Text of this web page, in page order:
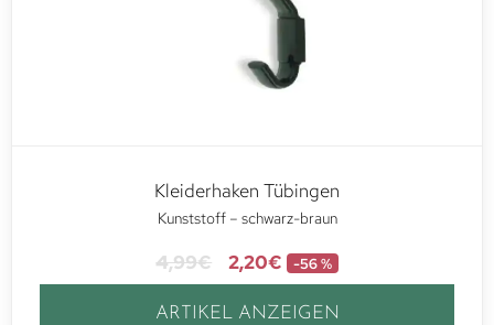
Kleiderhaken Tübingen
Kunststoff – schwarz-braun
4,99€ 2,20€ -56 %
ARTIKEL ANZEIGEN